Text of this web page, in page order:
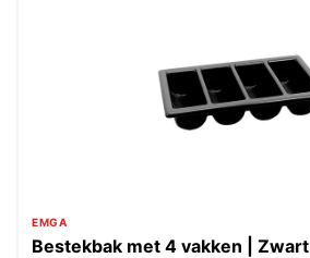
EMGA
Bestekbak met 4 vakken | Zwart